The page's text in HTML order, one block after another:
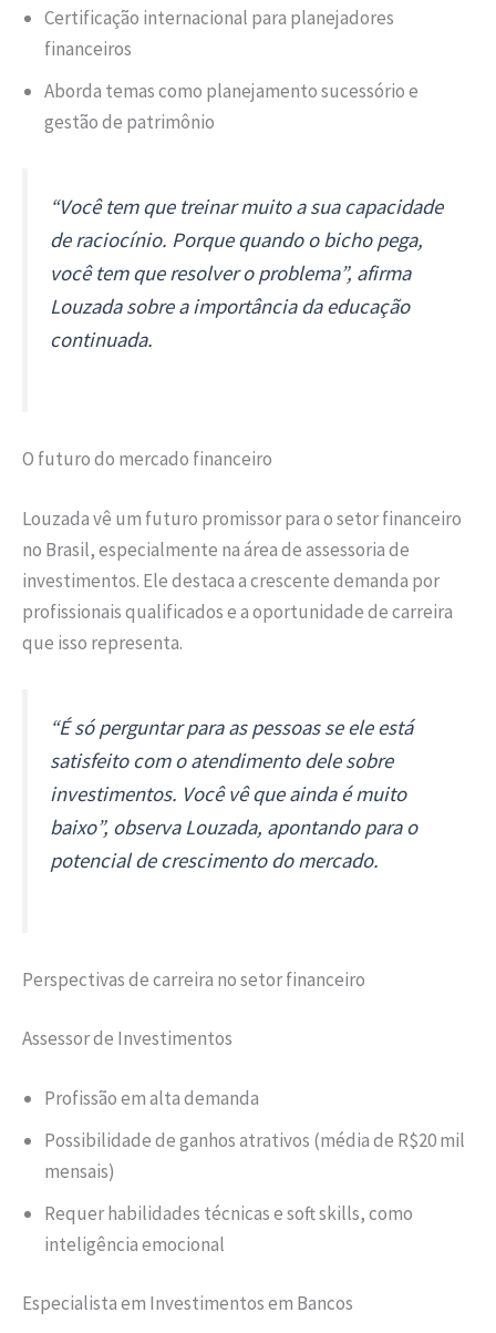
Certificação internacional para planejadores
financeiros
Aborda temas como planejamento sucessório e
gestão de patrimônio
“Você tem que treinar muito a sua capacidade
de raciocínio. Porque quando o bicho pega,
você tem que resolver o problema”, afirma
Louzada sobre a importância da educação
continuada.
O futuro do mercado financeiro
Louzada vê um futuro promissor para o setor financeiro
no Brasil, especialmente na área de assessoria de
investimentos. Ele destaca a crescente demanda por
profissionais qualificados e a oportunidade de carreira
que isso representa.
“É só perguntar para as pessoas se ele está
satisfeito com o atendimento dele sobre
investimentos. Você vê que ainda é muito
baixo”, observa Louzada, apontando para o
potencial de crescimento do mercado.
Perspectivas de carreira no setor financeiro
Assessor de Investimentos
Profissão em alta demanda
Possibilidade de ganhos atrativos (média de R$20 mil
mensais)
Requer habilidades técnicas e soft skills, como
inteligência emocional
Especialista em Investimentos em Bancos